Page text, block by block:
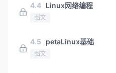
4.4 Linux网络编程
图文
4.5 petaLinux基础
图文